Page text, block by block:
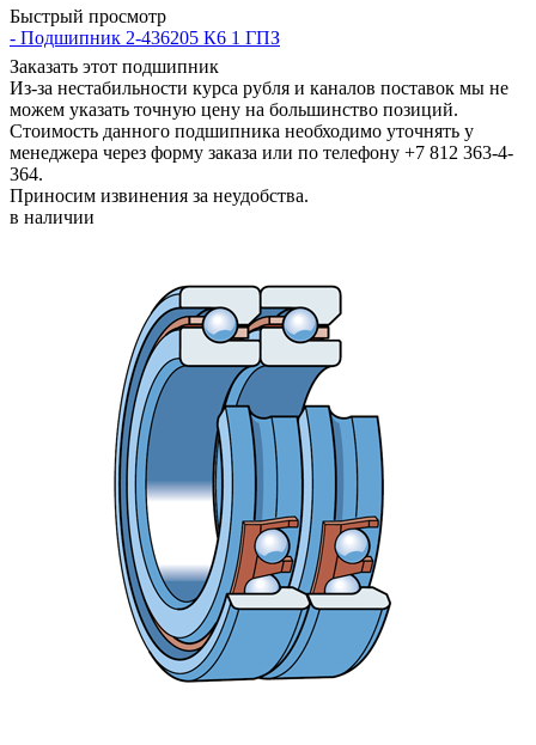
Быстрый просмотр
- Подшипник 2-436205 К6 1 ГПЗ
Заказать этот подшипник
Из-за нестабильности курса рубля и каналов поставок мы не
можем указать точную цену на большинство позиций.
Стоимость данного подшипника необходимо уточнять у
менеджера через форму заказа или по телефону +7 812 363-4-
364.
Приносим извинения за неудобства.
в наличии